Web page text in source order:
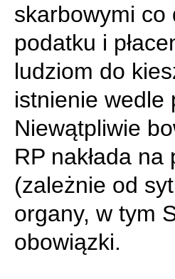
skarbowymi co
podatku i
ludziom do
istnienie wedle
Niewątpliwie
RP nakłada
(zależnie od
organy, w tym
obowiązki.